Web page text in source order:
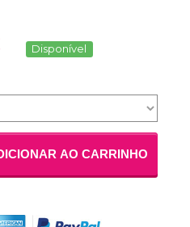
Disponível
AO CARRINHO